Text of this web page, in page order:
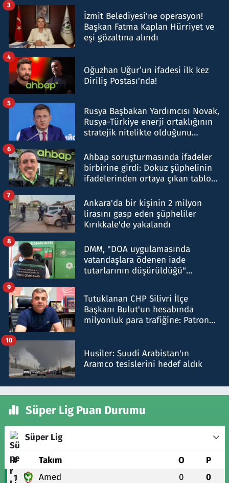
İzmit Belediyesi'ne operasyon!
Başkan Fatma Kaplan Hürriyet ve
eşi gözaltına alındı
3
Oğuzhan Uğur’un ifadesi ilk kez
Diriliş Postası'nda!
4
Rusya Başbakan Yardımcısı Novak,
Rusya-Türkiye enerji ortaklığının
stratejik nitelikte olduğunu
5
Ahbap soruşturmasında ifadeler
birbirine girdi: Dokuz şüphelinin
ifadelerinden ortaya çıkan tablo
6
Ankara'da bir kişinin 2 milyon
lirasını gasp eden şüpheliler
Kırıkkale'de yakalandı
7
DMM, "DOA uygulamasında
vatandaşlara ödenen iade
tutarlarının düşürüldüğü"
8
Tutuklanan CHP Silivri İlçe
Başkanı Bulut'un hesabında
milyonluk para trafiğine: Patron
9
Husiler: Suudi Arabistan'ın
Aramco tesislerini hedef aldık
10
Süper Lig Puan Durumu
Süper Lig
# Takım O P
1 Amed 0 0